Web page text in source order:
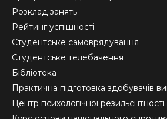
Розклад занять
Рейтинг успішності
Студентське самоврядування
Студентське телебачення
Бібліотека
Практична підготовка здобувачів
Центр психологічної